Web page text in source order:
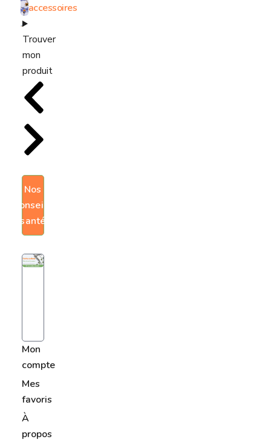
accessoires
Trouver
mon
produit
Nos
conseils
santé
Mon
compte
Mes
favoris
À
propos